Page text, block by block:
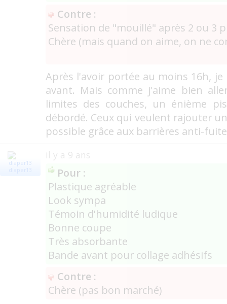
Contre :
Sensation de "mouillé" après 2 ou 3
Chère (mais quand on aime, on ne
Après l'avoir portée au moins 16h,
avant. Mais comme j'aime bien
limites des couches, un énième
débordé. Ceux qui veulent rajouter
possible grâce aux barrières anti-
diaper13
il y a 9 ans
Pour :
Plastique agréable
Look sympa
Témoin d'humidité ludique
Bonne coupe
Très absorbante
Bande avant pour collage adhésifs
Contre :
Chère (pas bon marché)